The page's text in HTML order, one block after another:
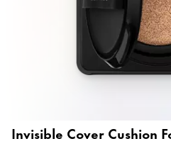
Invisible Cover Cushion